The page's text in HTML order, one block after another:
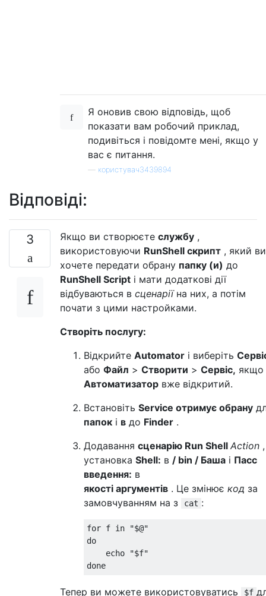
Я оновив свою відповідь, щоб
показати вам робочий приклад,
подивіться і повідомте мені, якщо у
вас є питання.
користувач3439894
Відповіді:
3 Якщо ви створюєте службу ,
використовуючи RunShell скрипт , який ви
хочете передати обрану папку (и) до
RunShell Script і мати додаткові дії
відбуваються в сценаріїна них, а потім
почати з цими настройками.
Створіть послугу:
Відкрийте Automator і виберіть
або Файл > Створити > Сервіс, якщо
Автоматизатор вже відкритий.
Встановіть Service отримує обрану
папок і в до Finder .
Додавання сценарію Run Shell Action ,
установка Shell: в / bin / Баша і Пасс
введення: в
якості аргументів . Це змінює код за
замовчуванням на з
cat :
for f in
"$@"
do
    echo
"$f"
done
Тепер ви можете використовуватись $f